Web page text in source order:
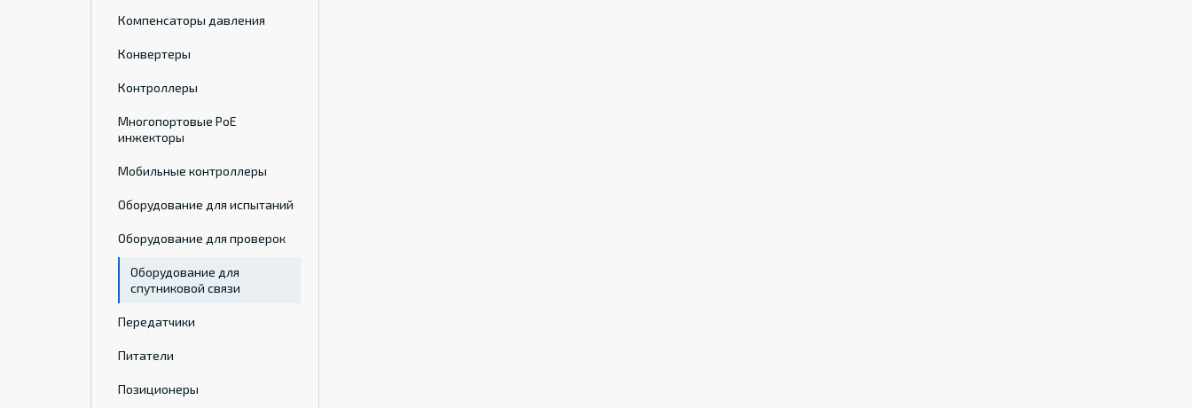
Компенсаторы давления
Конвертеры
Контроллеры
Многопортовые PoE
инжекторы
Мобильные контроллеры
Оборудование для испытаний
Оборудование для проверок
Оборудование для
спутниковой связи
Передатчики
Питатели
Позиционеры